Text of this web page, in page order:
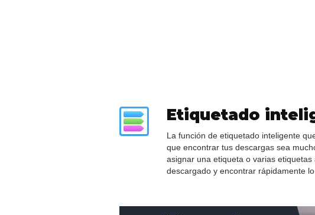
Etiquetado
La función de etiquetado inteligente
que encontrar tus descargas sea
asignar una etiqueta o varias
descargado y encontrar rápidamente lo